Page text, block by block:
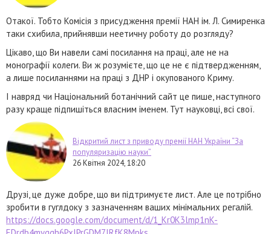
Отакої. Тобто Комісія з присудження премії НАН ім. Л. Симиренка
таки схибила, прийнявши неетичну роботу до розгляду?
Цікаво, що Ви навели самі посилання на праці, але не на
монографії колеги. Ви ж розумієте, що це не є підтвердженням,
а лише посиланнями на праці з ДНР і окупованого Криму.
І навряд чи Національний ботанічний сайт це пише, наступного
разу краще підпишіться власним іменем. Тут науковці, всі свої.
Відкритий лист з приводу премії НАН України “За
популяризацію науки”
26 Квітня 2024, 18:20
Друзі, це дуже добре, що ви підтримуєте лист. Але це потрібно
зробити в гуглдоку з зазначенням ваших мінімальних регалій.
https://docs.google.com/document/d/1_Kr0K3lmp1nK-